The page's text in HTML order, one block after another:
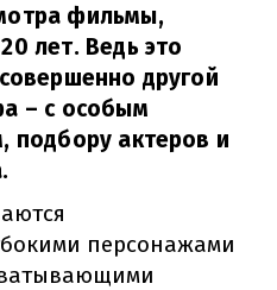
фильмы,
лет. Ведь это
другой
– с особым
подбору актеров и
персонажами